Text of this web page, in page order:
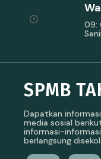
09:
SPMB
Dapatkan
media sosial
informasi-
berlangsung